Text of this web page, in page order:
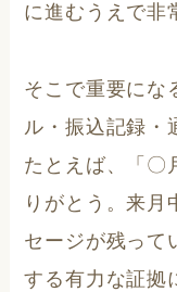
に進むうえで非
そこで重要にな
ル・振込記録・
たとえば、「〇
りがとう。来月
セージが残って
する有力な証拠